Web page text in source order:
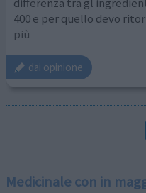
400 e per quello devo
più
dai opinione
Medicinale con in